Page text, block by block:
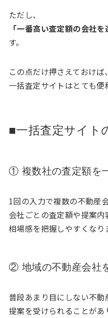
ただし、
「一番高い査定額の会社
す。
この点だけ押さえておけば、
一括査定サイトはとても便
■一括査定サイト
① 複数社の査定額を
1回の入力で複数の不動産
会社ごとの査定額や提案内
相場感を把握しやすくなり
② 地域の不動産会社
普段あまり目にしない不動
提案を受けられることがあ